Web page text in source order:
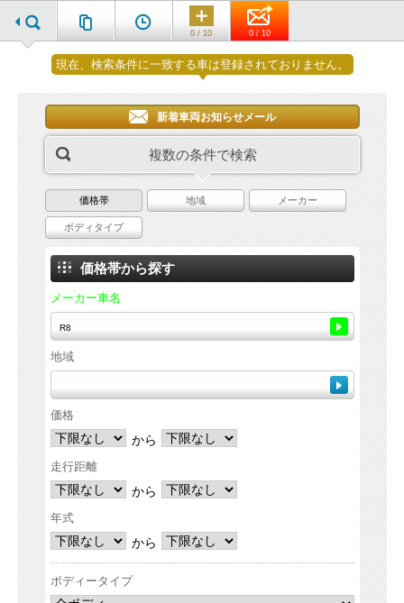
0 / 10 0 / 10
現在、検索条件に一致する車は登録されておりません。
新着車両お知らせメール
複数の条件で検索
価格帯 地域 メーカー
ボディタイプ
価格帯から探す
メーカー車名
地域
価格
から
走行距離
から
年式
から
ボディータイプ